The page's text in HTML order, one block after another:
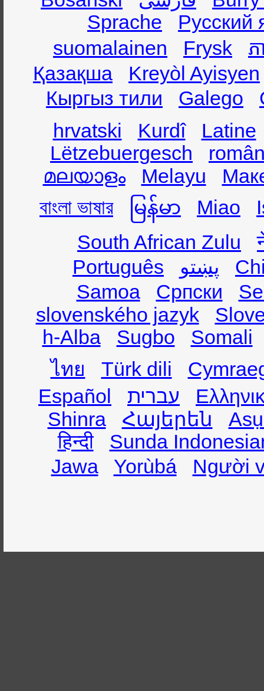
Sprache
Русский
suomalainen
Frysk
ភ
Қазақша
Kreyòl Ayisyen
Кыргыз тили
Galego
hrvatski
Kurdî
Latine
Lëtzebuergesch
മലയാളം
Melayu
বাংলা ভাষার
မြန်မာ Miao
South African Zulu
Português
پښتو
Samoa
Српски
slovenského jazyk
h-Alba
Sugbo
Somali
ไทย
Türk dili
Español
עברית
Shinra
Հայերեն
हिन्दी
Sunda
Jawa
Yorùbá Người